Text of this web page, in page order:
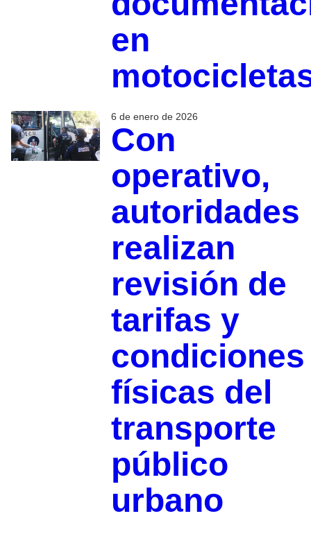
en
6 de enero de 2026
Con
operativo,
autoridades
realizan
revisión de
tarifas y
condiciones
físicas del
transporte
público
urbano